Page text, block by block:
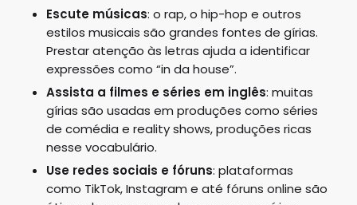
Escute músicas: o rap, o hip-hop e outros
estilos musicais são grandes fontes de gírias.
Prestar atenção às letras ajuda a identificar
expressões como “in da house”.
Assista a filmes e séries em inglês: muitas
gírias são usadas em produções como séries
de comédia e reality shows, produções ricas
nesse vocabulário.
Use redes sociais e fóruns: plataformas
como TikTok, Instagram e até fóruns online são